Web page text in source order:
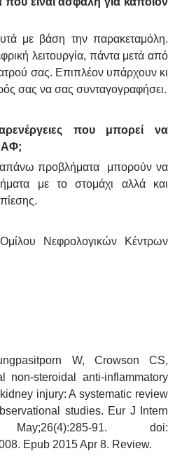
με βάση την παρακεταμόλη.
λειτουργία, πάντα μετά από
σας. Επιπλέον υπάρχουν κι
σας να σας συνταγογραφήσει.
που μπορεί να
προβλήματα μπορούν να
με το στομάχι αλλά και
Νεφρολογικών Κέντρων
W, Crowson CS,
non-steroidal anti-inflammatory
injury: A systematic review
studies. Eur J Intern
91. doi:
Epub 2015 Apr 8. Review.